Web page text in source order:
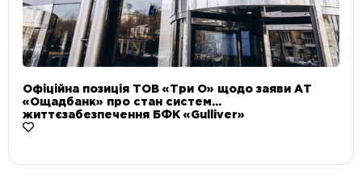
Офіційна позиція ТОВ «Три О» щодо заяви АТ
«Ощадбанк» про стан систем
життєзабезпечення БФК «Gulliver»